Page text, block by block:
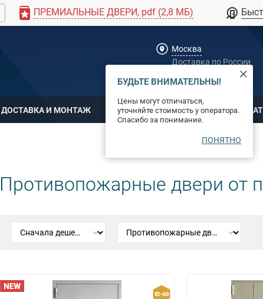
ПРЕМИАЛЬНЫЕ ДВЕРИ, pdf (2,8 МБ)
Москва
Доставка по России
ДОСТАВКА И МОНТАЖ ОПЛАТА
БУДЬТЕ ВНИМАТЕЛЬНЫ!
Цены могут отличаться,
уточняйте стоимость у оператора.
Спасибо за понимание.
ПОНЯТНО
Противопожарные двери от